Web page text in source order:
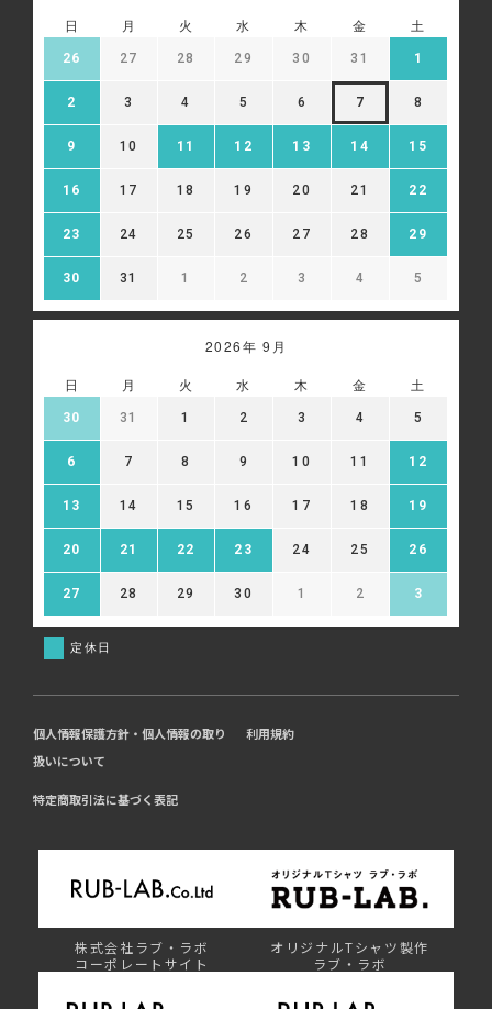
日 月 火 水 木 金 土
26 27 28 29 30 31 1
2 3 4 5 6 7 8
9 10 11 12 13 14 15
16 17 18 19 20 21 22
23 24 25 26 27 28 29
30 31 1 2 3 4 5
2026年 9月
日 月 火 水 木 金 土
30 31 1 2 3 4 5
6 7 8 9 10 11 12
13 14 15 16 17 18 19
20 21 22 23 24 25 26
27 28 29 30 1 2 3
定休日
個人情報保護方針・個人情報の取り
扱いについて
利用規約
特定商取引法に基づく表記
株式会社ラブ・ラボ
コーポレートサイト
オリジナルTシャツ製作
ラブ・ラボ